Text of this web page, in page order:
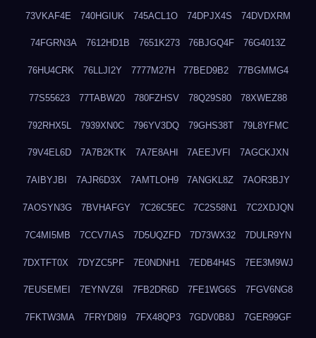
73VKAF4E 740HGIUK 745ACL1O 74DPJX4S 74DVDXRM
74FGRN3A 7612HD1B 7651K273 76BJGQ4F 76G4013Z
76HU4CRK 76LLJI2Y 7777M27H 77BED9B2 77BGMMG4
77S55623 77TABW20 780FZHSV 78Q29S80 78XWEZ88
792RHX5L 7939XN0C 796YV3DQ 79GHS38T 79L8YFMC
79V4EL6D 7A7B2KTK 7A7E8AHI 7AEEJVFI 7AGCKJXN
7AIBYJBI 7AJR6D3X 7AMTLOH9 7ANGKL8Z 7AOR3BJY
7AOSYN3G 7BVHAFGY 7C26C5EC 7C2S58N1 7C2XDJQN
7C4MI5MB 7CCV7IAS 7D5UQZFD 7D73WX32 7DULR9YN
7DXTFT0X 7DYZC5PF 7E0NDNH1 7EDB4H4S 7EE3M9WJ
7EUSEMEI 7EYNVZ6I 7FB2DR6D 7FE1WG6S 7FGV6NG8
7FKTW3MA 7FRYD8I9 7FX48QP3 7GDV0B8J 7GER99GF